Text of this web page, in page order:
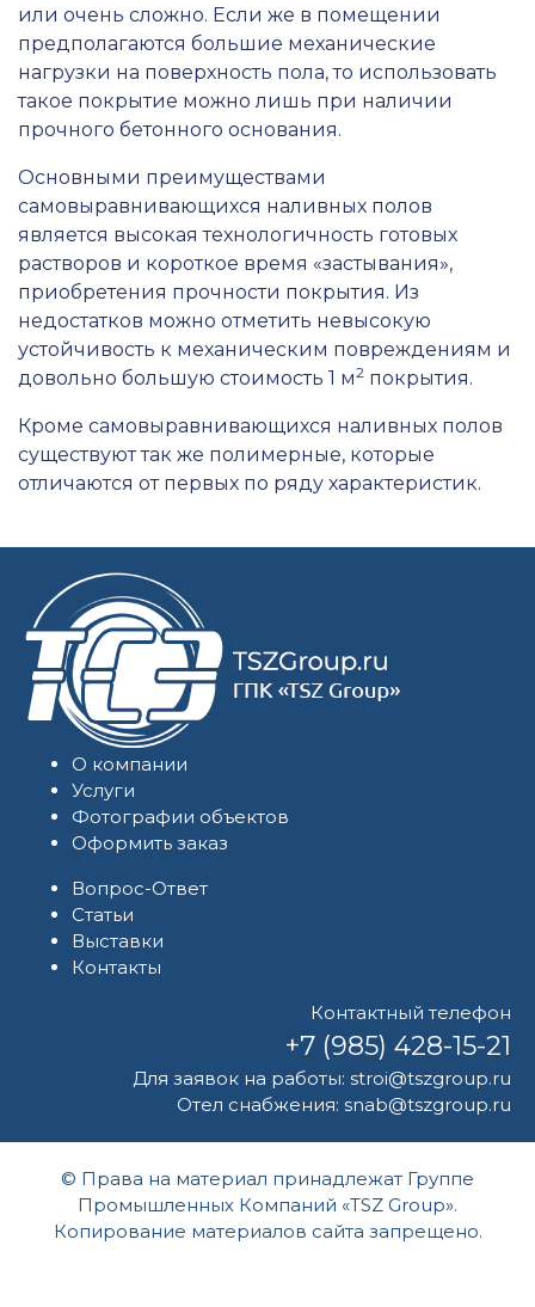
или очень сложно. Если же в помещении
предполагаются большие механические
нагрузки на поверхность пола, то использовать
такое покрытие можно лишь при наличии
прочного бетонного основания.
Основными преимуществами
самовыравнивающихся наливных полов
является высокая технологичность готовых
растворов и короткое время «застывания»,
приобретения прочности покрытия. Из
недостатков можно отметить невысокую
устойчивость к механическим повреждениям и
довольно большую стоимость 1 м2 покрытия.
Кроме самовыравнивающихся наливных полов
существуют так же полимерные, которые
отличаются от первых по ряду характеристик.
О компании
Услуги
Фотографии объектов
Оформить заказ
Вопрос-Ответ
Статьи
Выставки
Контакты
Контактный телефон
+7 (985) 428-15-21
Для заявок на работы: stroi@tszgroup.ru
Отел снабжения: snab@tszgroup.ru
© Права на материал принадлежат Группе
Промышленных Компаний «TSZ Group».
Копирование материалов сайта запрещено.